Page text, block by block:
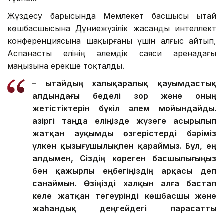
Жүздесу барысында Мемлекет басшысы Қытай
көшбасшысына Дүниежүзілік жасанды интеллект
конференциясына шақырғаны үшін алғыс айтып,
Аспанасты елінің әлемдік саяси аренадағы
маңызына ерекше тоқталды.
– Қытайдың халықаралық қауымдастық
алдындағы беделі зор және оның
жетістіктерін бүкіл әлем мойындайды.
Қазіргі таңда еліңізде жүзеге асырылып
жатқан ауқымды өзгерістерді бәріміз
үлкен қызығушылықпен қараймыз. Бұл, ең
алдымен, Сіздің көреген басшылығыңыз
бен қажырлы еңбегіңіздің арқасы деп
санаймын. Өзіңізді халқын алға бастап
келе жатқан тегеурінді көшбасшы және
жаһандық деңгейдегі парасатты